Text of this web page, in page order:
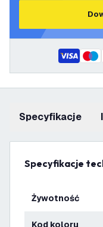
Specyfikacje
Specyfikacje
Żywotność
Kod koloru